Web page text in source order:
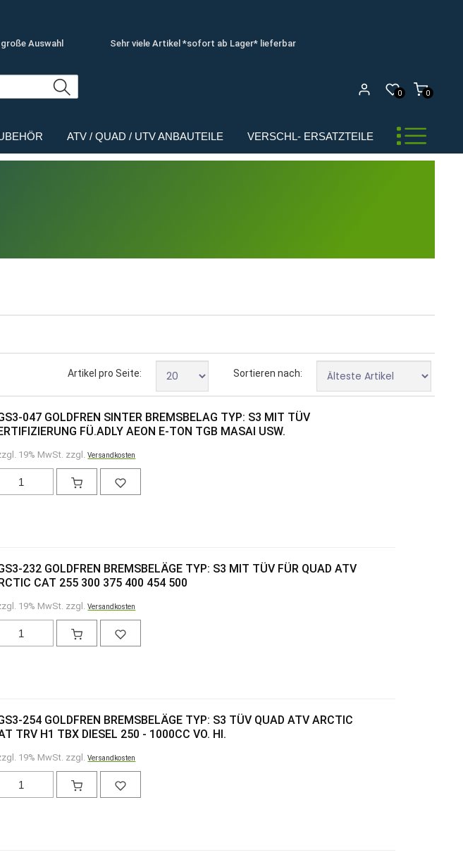
Auswahl Sehr viele Artikel *sofort ab Lager* lieferbar
0
0
ATV / QUAD / UTV ANBAUTEILE VERSCHL- ERSATZTEILE
Sortieren nach:
Artikel pro Seite:
047 GOLDFREN SINTER BREMSBELAG TYP: S3 MIT TÜV
FÜ.ADLY AEON E-TON TGB MASAI USW.
19% MwSt. zzgl.Versandkosten
232 GOLDFREN BREMSBELÄGE TYP: S3 MIT TÜV FÜR QUAD ATV
CAT 255 300 375 400 454 500
19% MwSt. zzgl.Versandkosten
254 GOLDFREN BREMSBELÄGE TYP: S3 TÜV QUAD ATV ARCTIC
TRV H1 TBX DIESEL 250 - 1000CC VO. HI.
19% MwSt. zzgl.Versandkosten